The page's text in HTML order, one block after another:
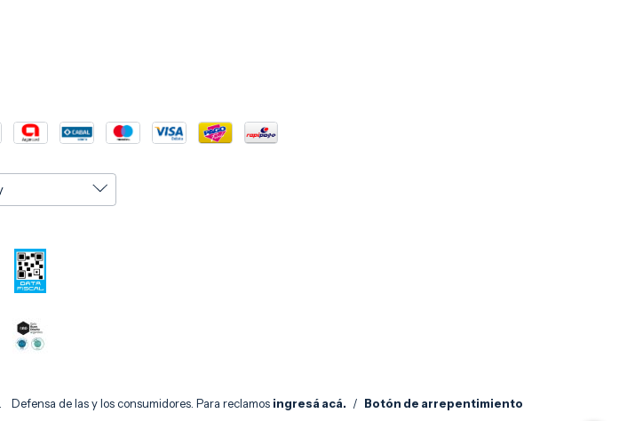
Defensa de las y los consumidores. Para reclamos ingresá acá. / Botón de arrepentimiento